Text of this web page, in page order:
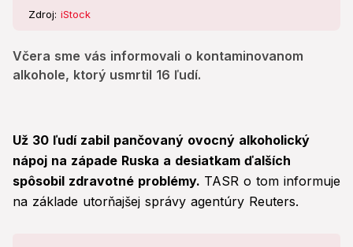
Zdroj: iStock
Včera sme vás informovali o kontaminovanom
alkohole, ktorý usmrtil 16 ľudí.
Už 30 ľudí zabil pančovaný ovocný alkoholický
nápoj na západe Ruska a desiatkam ďalších
spôsobil zdravotné problémy. TASR o tom informuje
na základe utorňajšej správy agentúry Reuters.